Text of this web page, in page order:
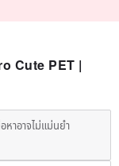
Cute PET |
หาอาจไม่แม่นยำ